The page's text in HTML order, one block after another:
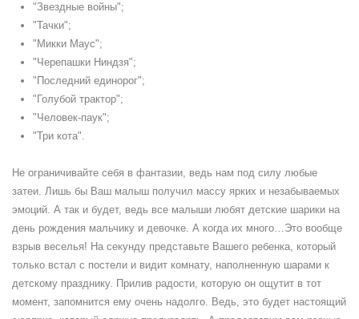
"Звездные войны";
"Тачки";
"Микки Маус";
"Черепашки Ниндзя";
"Последний единорог";
"Голубой трактор";
"Человек-паук";
"Три кота".
Не ограничивайте себя в фантазии, ведь нам под силу любые
затеи. Лишь бы Ваш малыш получил массу ярких и незабываемых
эмоций. А так и будет, ведь все малыши любят детские шарики на
день рождения мальчику и девочке. А когда их много…Это вообще
взрыв веселья! На секунду представьте Вашего ребенка, который
только встал с постели и видит комнату, наполненную шарами к
детскому празднику. Прилив радости, которую он ощутит в тот
момент, запомнится ему очень надолго. Ведь, это будет настоящий